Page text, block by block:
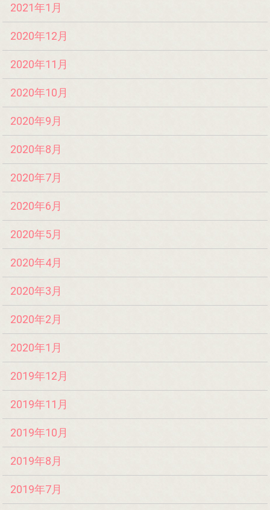
2021年1月
2020年12月
2020年11月
2020年10月
2020年9月
2020年8月
2020年7月
2020年6月
2020年5月
2020年4月
2020年3月
2020年2月
2020年1月
2019年12月
2019年11月
2019年10月
2019年8月
2019年7月